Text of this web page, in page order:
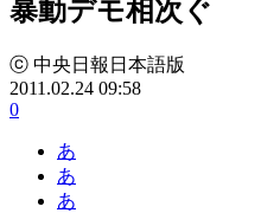
暴動デモ相次ぐ
ⓒ 中央日報日本語版
2011.02.24 09:58
0
あ
あ
あ